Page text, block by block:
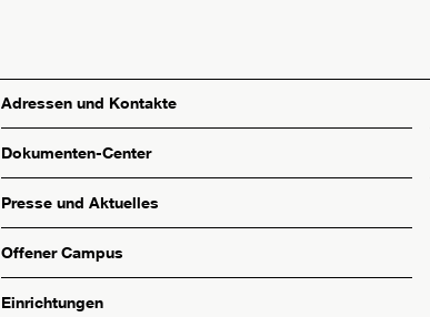
Adressen und Kontakte
Dokumenten-Center
Presse und Aktuelles
Offener Campus
Einrichtungen